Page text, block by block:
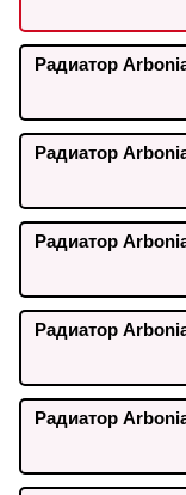
Радиатор
Радиатор
Радиатор
Радиатор
Радиатор